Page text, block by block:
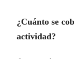
¿Cuánto se
actividad?